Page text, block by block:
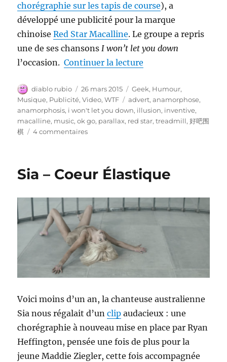
chorégraphie sur les tapis de course), a
développé une publicité pour la marque
chinoiseRed Star Macalline. Le groupe a repris
une de ses chansonsI won’t let you down
l’occasion.Continuer la lecture
Auteur
diablo rubio
Publié
le
26 mars 2015 Catégories
Geek, Humour,
Musique, Publicité,Video,WTF Étiquettes
advert,anamorphose,
anamorphosis, i won't let you down, illusion, inventive,
macalline, music,ok go, parallax, red star,treadmill,好吧围
棋
4 commentairessur
好
棋
Sia – Coeur Élastique
Voici moins d’un an, la chanteuse australienne
Sia nous régalait d’unclip audacieux : une
chorégraphie à nouveau mise en place par Ryan
Heffington, pensée une fois de plus pour la
jeune Maddie Ziegler, cette fois accompagnée